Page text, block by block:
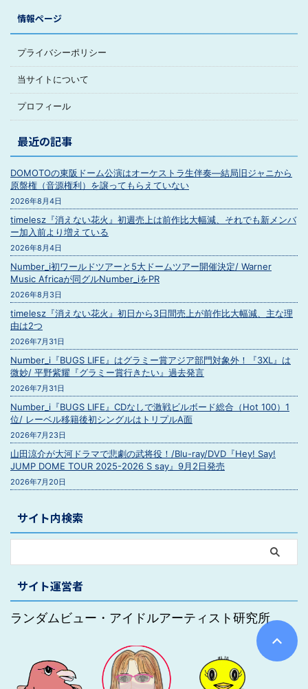
情報ページ
プライバシーポリシー
当サイトについて
プロフィール
最近の記事
DOMOTOの東阪ドーム公演はオーケストラ生伴奏―結局旧ジャニから
原盤権（音源権利）を譲ってもらえていない
2026年8月4日
timelesz『消えない花火』初週売上は前作比大幅減、それでも新メンバ
ー加入前より増えている
2026年8月4日
Number_i初ワールドツアーと5大ドームツアー開催決定/ Warner
Music Africaが同グルNumber_iをPR
2026年8月3日
timelesz『消えない花火』初日から3日間売上が前作比大幅減、主な理
由は2つ
2026年7月31日
Number_i『BUGS LIFE』はグラミー賞アジア部門対象外！『3XL』は
微妙/ 平野紫耀『グラミー賞行きたい』過去発言
2026年7月31日
Number_i『BUGS LIFE』CDなしで激戦ビルボード総合（Hot 100）1
位/ レーベル移籍後初シングルはトリプルA面
2026年7月23日
山田涼介が大河ドラマで悲劇の武将役！/Blu-ray/DVD『Hey! Say!
JUMP DOME TOUR 2025-2026 S say』9月2日発売
2026年7月20日
サイト内検索
サイト運営者
ランダムビュー・アイドルアーティスト研究所